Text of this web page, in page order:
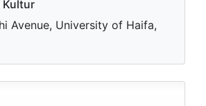
Kultur
Avenue, University of Haifa,